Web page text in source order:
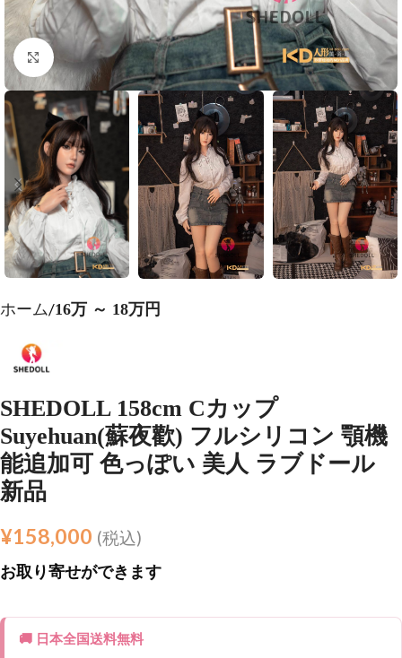
Click to enlarge
ホーム 16万 ～ 18万円
SHEDOLL 158cm Cカップ
Suyehuan(蘇夜歡) フルシリコン 顎機
能追加可 色っぽい 美人 ラブドール
新品
¥158,000 (税込)
お取り寄せができます
🚚 日本全国送料無料